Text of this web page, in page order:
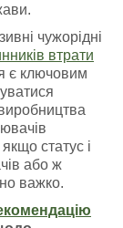
чужорідні
втрати
є ключовим
статус і
або ж
важко.
ю